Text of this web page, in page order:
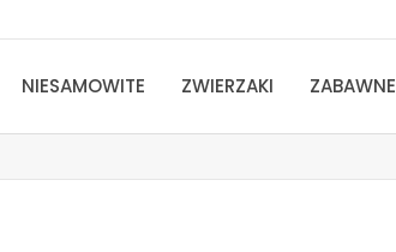
NIESAMOWITE ZWIERZAKI ZABAWNE